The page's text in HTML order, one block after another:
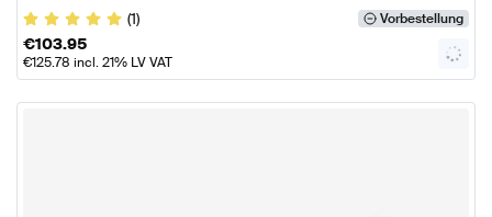
(1)
Vorbestellung
€103.95
€125.78 incl. 21% LV VAT